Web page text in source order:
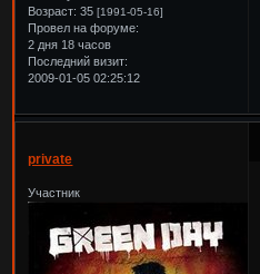
Возраст: 35[1991-05-16]
Провел на форуме:
2 дня 18 часов
Последний визит:
2009-01-05 02:25:12
private
Участник